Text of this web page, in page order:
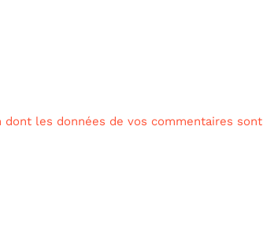
dont les données de vos commentaires sont